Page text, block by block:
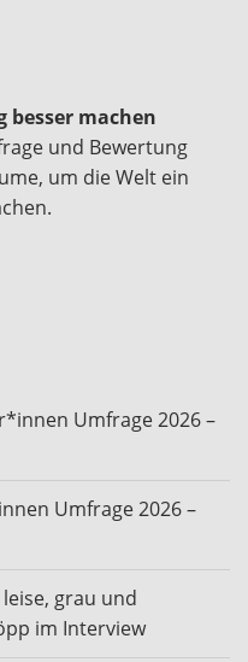
besser machen
und Bewertung
um die Welt ein
Umfrage 2026 –
Umfrage 2026 –
grau und
im Interview